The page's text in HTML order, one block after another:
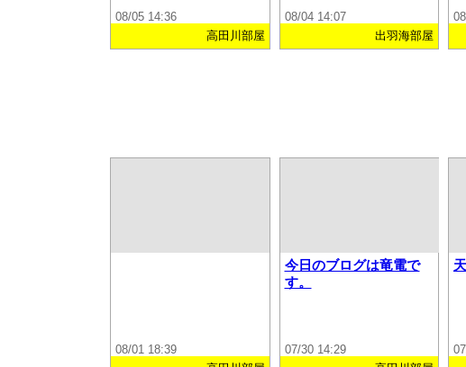
08/05 14:36
高田川部屋
08/04 14:07
出羽海部屋
08/01 18:39
今日のブログは竜電で
す。
07/30 14:29